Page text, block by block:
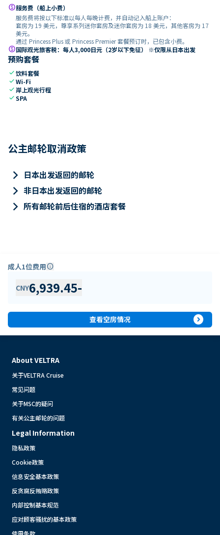
paid服务费（船上小费）
服务费将按以下标准以每人每晚计费，并自动记入船上账户：
套房为 19 美元，尊享系列迷你套房及迷你套房为 18 美元，其他客房为 17
美元。
通过 Princess Plus 或 Princess Premier 套餐预订时，已包含小费。
paid国际观光旅客税：每人3,000日元（2岁以下免征） ※仅限从日本出发
预购套餐
check饮料套餐
checkWi-Fi
check 岸上观光行程
checkSPA
公主邮轮取消政策
keyboard_arrow_right 日本出发返回的邮轮
keyboard_arrow_right 非日本出发返回的邮轮
keyboard_arrow_right 所有邮轮前后住宿的酒店套餐
成人1位费用info
CNY6,939.45-
查看空房情况 expand_circle_right
About VELTRA
关于VELTRA Cruise
常见问题
关于MSC的疑问
有关公主邮轮的问题
Legal Information
隐私政策
Cookie政策
信息安全基本政策
反贪腐反贿赂政策
内部控制基本规范
应对顾客骚扰的基本政策
使用条款